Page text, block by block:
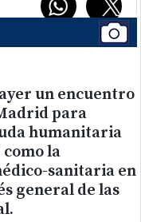
un encuentro
para
humanitaria
la
sanitaria en
general de las